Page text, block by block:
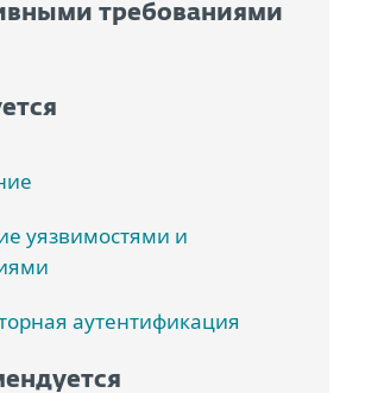
требованиями
уязвимостями и
аутентификация